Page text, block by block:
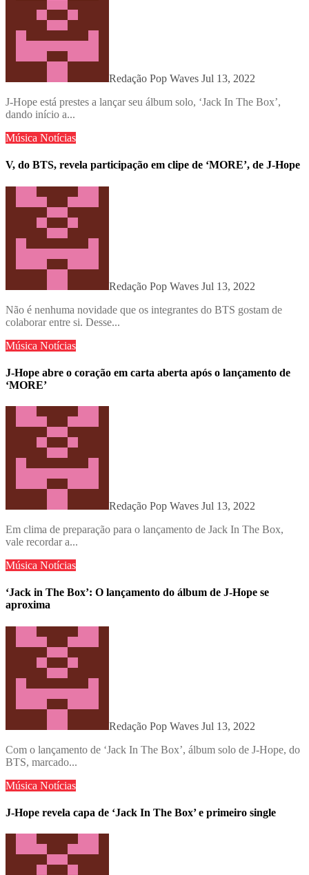
Redação Pop Waves Jul 13, 2022
J-Hope está prestes a lançar seu álbum solo, ‘Jack In The Box’,
dando início a...
Música Notícias
V, do BTS, revela participação em clipe de ‘MORE’, de J-Hope
Redação Pop Waves Jul 13, 2022
Não é nenhuma novidade que os integrantes do BTS gostam de
colaborar entre si. Desse...
Música Notícias
J-Hope abre o coração em carta aberta após o lançamento de
‘MORE’
Redação Pop Waves Jul 13, 2022
Em clima de preparação para o lançamento de Jack In The Box,
vale recordar a...
Música Notícias
‘Jack in The Box’: O lançamento do álbum de J-Hope se
aproxima
Redação Pop Waves Jul 13, 2022
Com o lançamento de ‘Jack In The Box’, álbum solo de J-Hope, do
BTS, marcado...
Música Notícias
J-Hope revela capa de ‘Jack In The Box’ e primeiro single